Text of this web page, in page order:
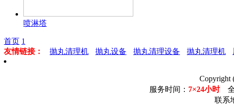
喷淋塔
首页 1
友情链接：
抛丸清理机 抛丸设备 抛丸清理设备 抛丸清理机
服务时间： 7×24小时全
联系